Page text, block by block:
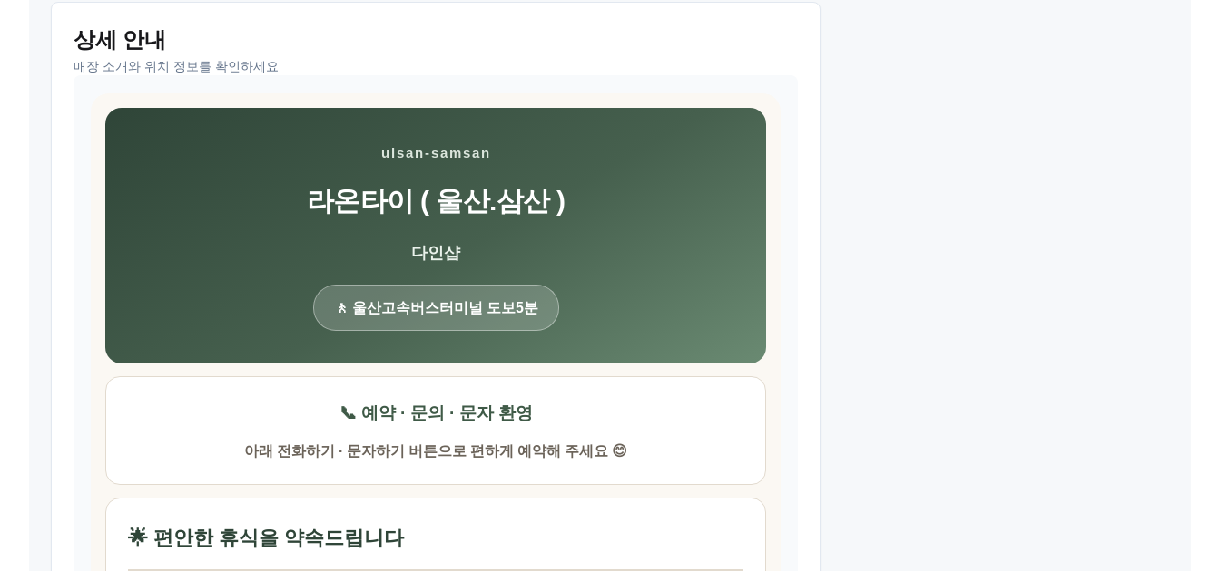
상세 안내
매장 소개와 위치 정보를 확인하세요
ulsan-samsan
라온타이 ( 울산.삼산 )
다인샵
🚶 울산고속버스터미널 도보5분
📞 예약 · 문의 · 문자 환영
아래 전화하기 · 문자하기 버튼으로 편하게 예약해 주세요 😊
🌟 편안한 휴식을 약속드립니다